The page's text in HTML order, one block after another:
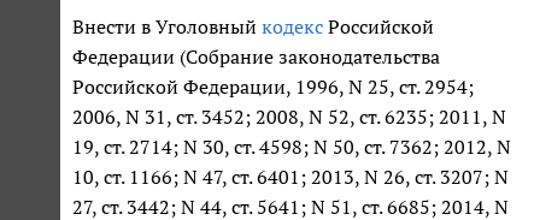
Внести в Уголовный кодекс Российской
Федерации (Собрание законодательства
Российской Федерации, 1996, N 25, ст. 2954;
2006, N 31, ст. 3452; 2008, N 52, ст. 6235; 2011, N
19, ст. 2714; N 30, ст. 4598; N 50, ст. 7362; 2012, N
10, ст. 1166; N 47, ст. 6401; 2013, N 26, ст. 3207; N
27, ст. 3442; N 44, ст. 5641; N 51, ст. 6685; 2014, N